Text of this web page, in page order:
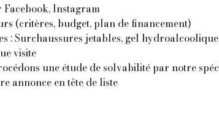
Instagram
(critères, budget, plan de financement)
: Surchaussures jetables, gel
visite
une étude de solvabilité par notre
annonce en tête de liste